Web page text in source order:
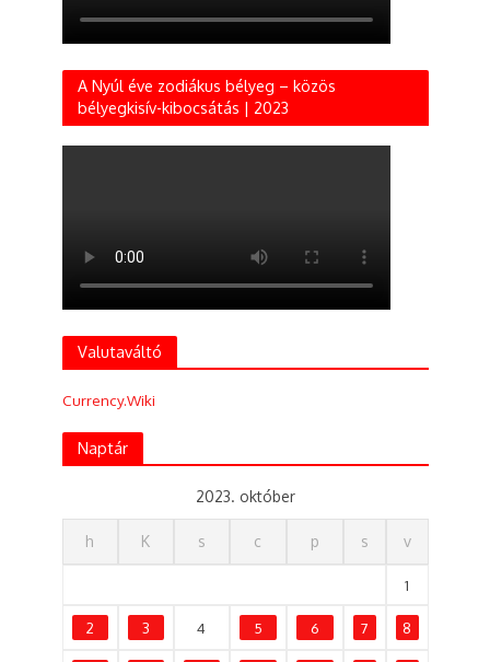
A Nyúl éve zodiákus bélyeg – közös
bélyegkisív-kibocsátás | 2023
Valutaváltó
Currency.Wiki
Naptár
2023. október
h K s c p s v
1
2 3 4 5 6 7 8